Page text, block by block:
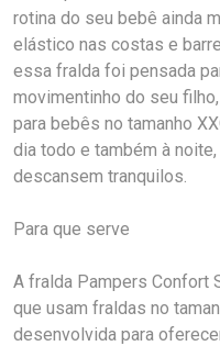
rotina do seu bebê ainda
elástico nas costas e
essa fralda foi pensada
movimentinho do seu
para bebês no tamanho
dia todo e também à
descansem tranquilos.
Para que serve
A fralda Pampers Confort
que usam fraldas no
desenvolvida para